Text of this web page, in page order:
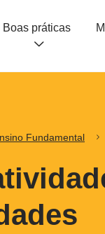
Boas práticas
Fundamental